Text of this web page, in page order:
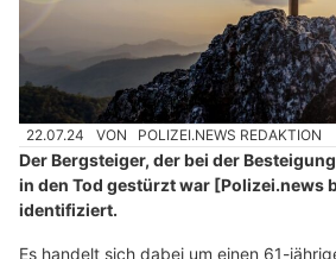
22.07.24 VON POLIZEI.NEWS REDAKTION
Der Bergsteiger, der bei der
in den Tod gestürzt war [Polizei.news
identifiziert.
Es handelt sich dabei um einen 61-